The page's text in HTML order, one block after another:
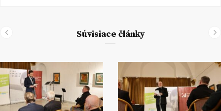
Súvisiace články